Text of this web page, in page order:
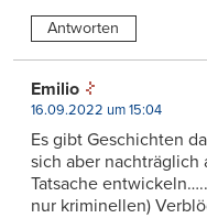
Antworten
Emilio
16.09.2022 um 15:04
Es gibt Geschichten
sich aber
Tatsache
nur kriminellen)